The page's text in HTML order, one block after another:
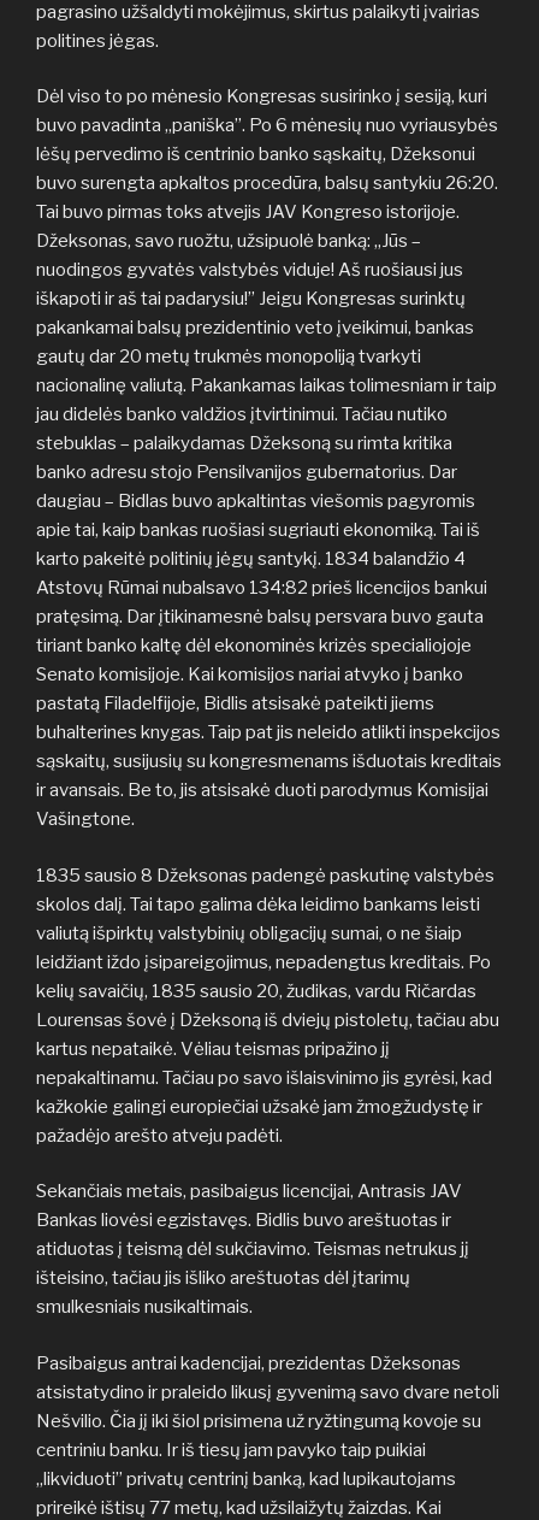
pagrasino užšaldyti mokėjimus, skirtus palaikyti įvairias
politines jėgas.
Dėl viso to po mėnesio Kongresas susirinko į sesiją, kuri
buvo pavadinta „paniška”. Po 6 mėnesių nuo vyriausybės
lėšų pervedimo iš centrinio banko sąskaitų, Džeksonui
buvo surengta apkaltos procedūra, balsų santykiu 26:20.
Tai buvo pirmas toks atvejis JAV Kongreso istorijoje.
Džeksonas, savo ruožtu, užsipuolė banką: „Jūs –
nuodingos gyvatės valstybės viduje! Aš ruošiausi jus
iškapoti ir aš tai padarysiu!” Jeigu Kongresas surinktų
pakankamai balsų prezidentinio veto įveikimui, bankas
gautų dar 20 metų trukmės monopoliją tvarkyti
nacionalinę valiutą. Pakankamas laikas tolimesniam ir taip
jau didelės banko valdžios įtvirtinimui. Tačiau nutiko
stebuklas – palaikydamas Džeksoną su rimta kritika
banko adresu stojo Pensilvanijos gubernatorius. Dar
daugiau – Bidlas buvo apkaltintas viešomis pagyromis
apie tai, kaip bankas ruošiasi sugriauti ekonomiką. Tai iš
karto pakeitė politinių jėgų santykį. 1834 balandžio 4
Atstovų Rūmai nubalsavo 134:82 prieš licencijos bankui
pratęsimą. Dar įtikinamesnė balsų persvara buvo gauta
tiriant banko kaltę dėl ekonominės krizės specialiojoje
Senato komisijoje. Kai komisijos nariai atvyko į banko
pastatą Filadelfijoje, Bidlis atsisakė pateikti jiems
buhalterines knygas. Taip pat jis neleido atlikti inspekcijos
sąskaitų, susijusių su kongresmenams išduotais kreditais
ir avansais. Be to, jis atsisakė duoti parodymus Komisijai
Vašingtone.
1835 sausio 8 Džeksonas padengė paskutinę valstybės
skolos dalį. Tai tapo galima dėka leidimo bankams leisti
valiutą išpirktų valstybinių obligacijų sumai, o ne šiaip
leidžiant iždo įsipareigojimus, nepadengtus kreditais. Po
kelių savaičių, 1835 sausio 20, žudikas, vardu Ričardas
Lourensas šovė į Džeksoną iš dviejų pistoletų, tačiau abu
kartus nepataikė. Vėliau teismas pripažino jį
nepakaltinamu. Tačiau po savo išlaisvinimo jis gyrėsi, kad
kažkokie galingi europiečiai užsakė jam žmogžudystę ir
pažadėjo arešto atveju padėti.
Sekančiais metais, pasibaigus licencijai, Antrasis JAV
Bankas liovėsi egzistavęs. Bidlis buvo areštuotas ir
atiduotas į teismą dėl sukčiavimo. Teismas netrukus jį
išteisino, tačiau jis išliko areštuotas dėl įtarimų
smulkesniais nusikaltimais.
Pasibaigus antrai kadencijai, prezidentas Džeksonas
atsistatydino ir praleido likusį gyvenimą savo dvare netoli
Nešvilio. Čia jį iki šiol prisimena už ryžtingumą kovoje su
centriniu banku. Ir iš tiesų jam pavyko taip puikiai
„likviduoti” privatų centrinį banką, kad lupikautojams
prireikė ištisų 77 metų, kad užsilaižytų žaizdas. Kai